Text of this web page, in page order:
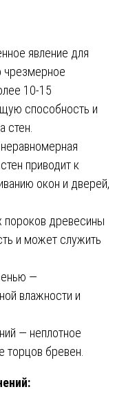
явление для
чрезмерное
10-15
способность и
стен.
приводит к
окон и дверей,
пороков древесины
и может служить
—
влажности и
— неплотное
торцов бревен.